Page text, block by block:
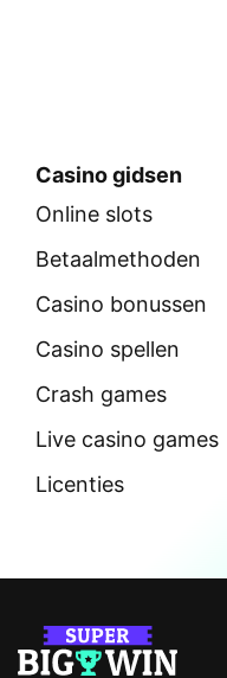
Casino gidsen
Online slots
Betaalmethoden
Casino bonussen
Casino spellen
Crash games
Live casino games
Licenties